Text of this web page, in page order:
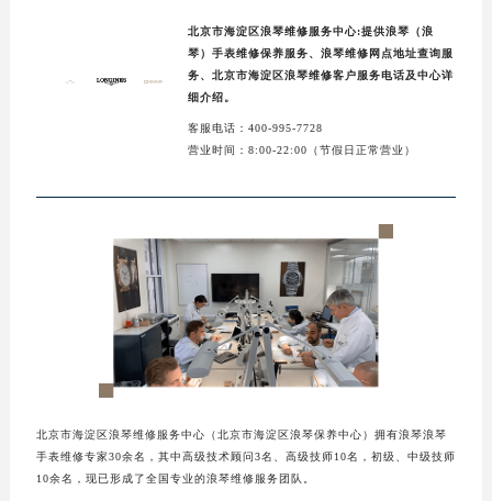
北京市海淀区浪琴维修服务中心:提供浪琴（浪
琴）手表维修保养服务、浪琴维修网点地址查询服
务、北京市海淀区浪琴维修客户服务电话及中心详
细介绍。
客服电话：400-995-7728
营业时间：8:00-22:00（节假日正常营业）
北京市海淀区浪琴维修服务中心（北京市海淀区浪琴保养中心）拥有浪琴浪琴
手表维修专家30余名，其中高级技术顾问3名、高级技师10名，初级、中级技师
10余名，现已形成了全国专业的浪琴维修服务团队。